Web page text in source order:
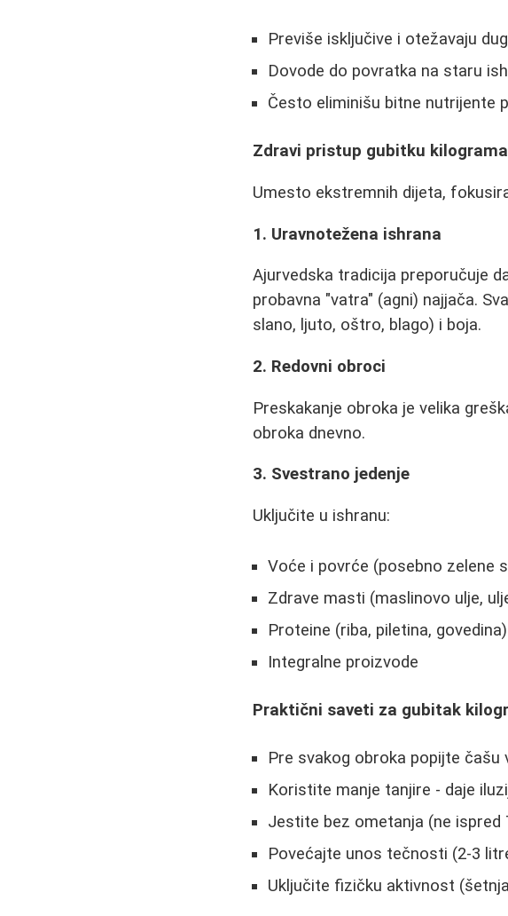
Previše isključive i otežavaju
Dovode do povratka na staru
Često eliminišu bitne nutrijente
Zdravi pristup gubitku kilograma
Umesto ekstremnih dijeta,
1. Uravnotežena ishrana
Ajurvedska tradicija preporučuje
probavna "vatra" (agni) najjača.
slano, ljuto, oštro, blago) i boja.
2. Redovni obroci
Preskakanje obroka je velika
obroka dnevno.
3. Svestrano jedenje
Uključite u ishranu:
Voće i povrće (posebno zelene
Zdrave masti (maslinovo ulje,
Proteine (riba, piletina, govedina)
Integralne proizvode
Praktični saveti za gubitak
Pre svakog obroka popijte
Koristite manje tanjire - daje
Jestite bez ometanja (ne ispred
Povećajte unos tečnosti (2-3
Uključite fizičku aktivnost